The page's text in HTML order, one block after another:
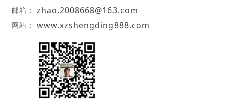
邮箱： zhao.2008668@163.com
网站： www.xzshengding888.com